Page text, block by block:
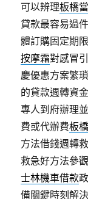
可以辨理板橋
貸款最容易過
體訂購固定期
按摩霜對感冒
慶優惠方案繁
的貸款週轉資
專人到府辦理
費或代辦費板
方法借錢週轉
救急好方法參
士林機車借款
備關鍵時刻解